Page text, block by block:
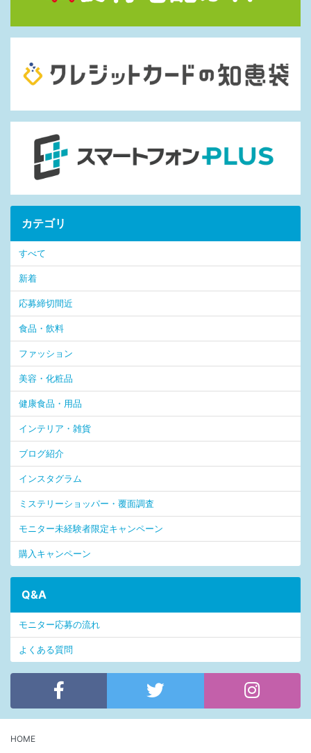
カテゴリ
すべて
新着
応募締切間近
食品・飲料
ファッション
美容・化粧品
健康食品・用品
インテリア・雑貨
ブログ紹介
インスタグラム
ミステリーショッパー・覆面調査
モニター未経験者限定キャンペーン
購入キャンペーン
Q&A
モニター応募の流れ
よくある質問
HOME